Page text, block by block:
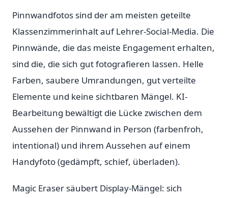
Pinnwandfotos sind der am meisten geteilte
Klassenzimmerinhalt auf Lehrer-Social-Media. Die
Pinnwände, die das meiste Engagement erhalten,
sind die, die sich gut fotografieren lassen. Helle
Farben, saubere Umrandungen, gut verteilte
Elemente und keine sichtbaren Mängel. KI-
Bearbeitung bewältigt die Lücke zwischen dem
Aussehen der Pinnwand in Person (farbenfroh,
intentional) und ihrem Aussehen auf einem
Handyfoto (gedämpft, schief, überladen).
Magic Eraser säubert Display-Mängel: sich